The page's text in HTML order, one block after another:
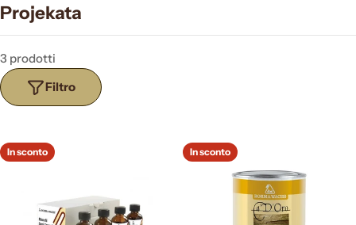
Projekata
3 prodotti
Filtro
In sconto In sconto